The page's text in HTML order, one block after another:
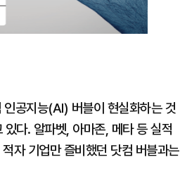
공지능(AI) 버블이 현실화하는 것
다. 알파벳, 아마존, 메타 등 실적
자 기업만 즐비했던 닷컴 버블과는